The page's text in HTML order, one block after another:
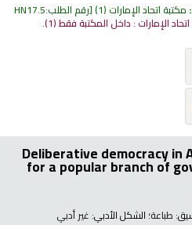
مكتبة اتحاد الإمارات (1) رقم الطلب:HN17.5
الإمارات : داخل المكتبة فقط(1).
Deliberative democracy in
for a popular branch of
طباعة؛ الشكل الأدبي: غير أدبي